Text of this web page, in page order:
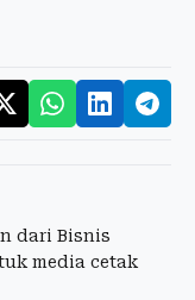
dari Bisnis
media cetak